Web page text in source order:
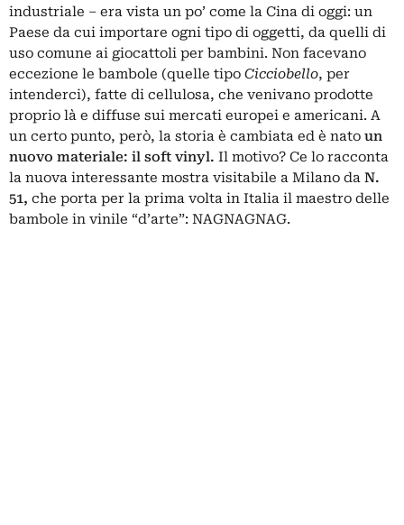
industriale – era vista un po’ come la Cina di oggi: un
Paese da cui importare ogni tipo di oggetti, da quelli di
uso comune ai giocattoli per bambini. Non facevano
eccezione le bambole (quelle tipo Cicciobello, per
intenderci), fatte di cellulosa, che venivano prodotte
proprio là e diffuse sui mercati europei e americani. A
un certo punto, però, la storia è cambiata ed è nato un
nuovo materiale: il soft vinyl. Il motivo? Ce lo racconta
la nuova interessante mostra visitabile a Milano da N.
51, che porta per la prima volta in Italia il maestro delle
bambole in vinile “d’arte”: NAGNAGNAG.